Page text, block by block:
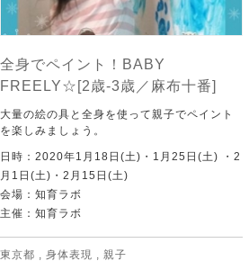
全身でペイント！BABY
FREELY☆[2歳-3歳／麻布十番]
大量の絵の具と全身を使って親子でペイント
を楽しみましょう。
日時：2020年1月18日(土)・1月25日(土) ・2
月1日(土)・2月15日(土)
会場：知育ラボ
主催：知育ラボ
東京都 , 身体表現 , 親子